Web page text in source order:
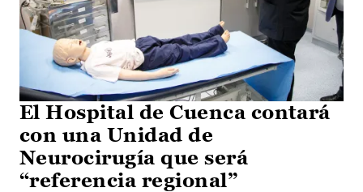
El Hospital de Cuenca contará
con una Unidad de
Neurocirugía que será
“referencia regional”